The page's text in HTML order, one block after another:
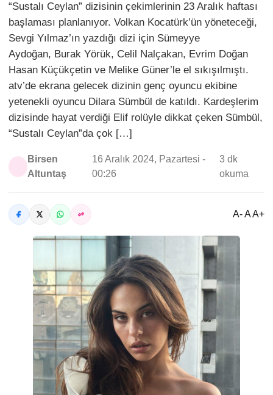
“Sustalı Ceylan” dizisinin çekimlerinin 23 Aralık haftası
başlaması planlanıyor. Volkan Kocatürk’ün yöneteceği,
Sevgi Yılmaz’ın yazdığı dizi için Sümeyye
Aydoğan, Burak Yörük, Celil Nalçakan, Evrim Doğan
Hasan Küçükçetin ve Melike Güner’le el sıkışılmıştı.
atv’de ekrana gelecek dizinin genç oyuncu ekibine
yetenekli oyuncu Dilara Sümbül de katıldı. Kardeşlerim
dizisinde hayat verdiği Elif rolüyle dikkat çeken Sümbül,
“Sustalı Ceylan”da çok […]
Birsen
Altuntaş
16 Aralık 2024, Pazartesi -
00:26
3 dk
okuma
A- A A+